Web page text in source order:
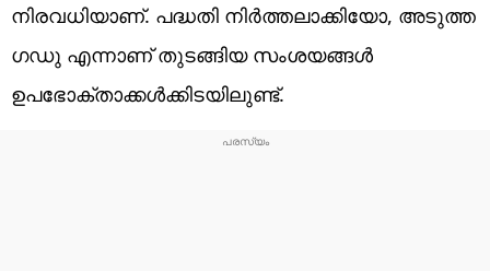
നിരവധിയാണ്. പദ്ധതി നിർത്തലാക്കിയോ, അടുത്ത
ഗഡു എന്നാണ് തുടങ്ങിയ സംശയങ്ങൾ
ഉപഭോക്താക്കൾക്കിടയിലുണ്ട്.